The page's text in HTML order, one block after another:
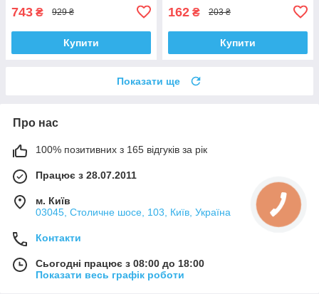
743 ₴ 929 ₴
Купити
162 ₴ 203 ₴
Купити
Показати ще
Про нас
100% позитивних з 165 відгуків за рік
Працює з 28.07.2011
м. Київ
03045, Столичне шосе, 103, Київ, Україна
Контакти
Сьогодні працює з 08:00 до 18:00
Показати весь графік роботи